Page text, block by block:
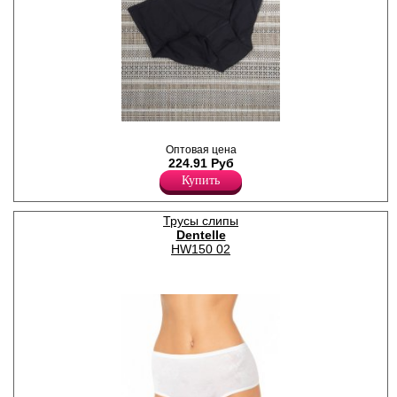
хлопка, классической
посадки, однотонные, х/б
ластовица.
Эластан 8%
Хлопок 92%
Оптовая цена
224.91 Руб
Купить
Трусы слипы
Dentelle
HW150 02